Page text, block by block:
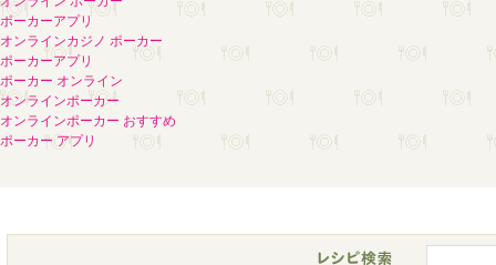
ポーカーアプリ
オンラインカジノ ポーカー
ポーカーアプリ
ポーカー オンライン
オンラインポーカー
オンラインポーカー おすすめ
ポーカー アプリ